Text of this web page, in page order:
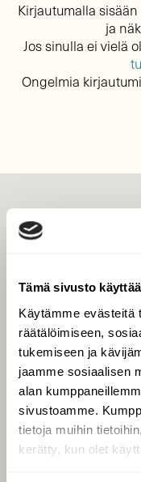
Tämä sivusto
Käytämme evästeitä
räätälöimiseen,
tukemiseen ja
jaamme sosiaalisen
alan
sivustoamme.
tietoja muihin
kerätty, kun olet
Kirjautumalla
ja
Jos sinulla ei vielä
Ongelmia